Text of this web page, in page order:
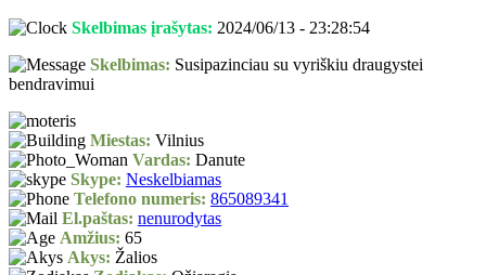
Skelbimas įrašytas: 2024/06/13 - 23:28:54
Skelbimas: Susipazinciau su vyriškiu draugystei
bendravimui
Miestas: Vilnius
Vardas: Danute
Skype: Neskelbiamas
Telefono numeris: 865089341
El.paštas: nenurodytas
Amžius: 65
Akys: Žalios